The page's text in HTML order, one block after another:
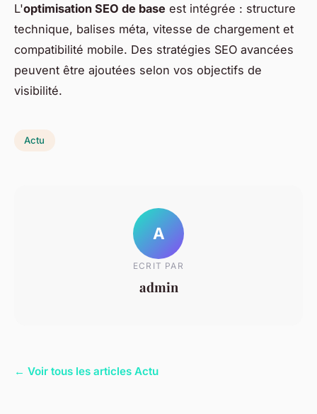
L'optimisation SEO de base est intégrée : structure
technique, balises méta, vitesse de chargement et
compatibilité mobile. Des stratégies SEO avancées
peuvent être ajoutées selon vos objectifs de
visibilité.
Actu
A
ECRIT PAR
admin
← Voir tous les articles Actu